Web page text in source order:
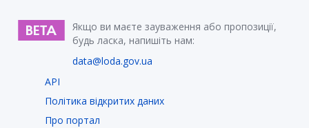
Якщо ви маєте зауваження або пропозиції,
будь ласка, напишіть нам:
data@loda.gov.ua
API
Політика відкритих даних
Про портал